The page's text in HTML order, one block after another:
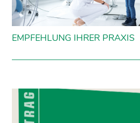
EMPFEHLUNG IHRER PRAXIS